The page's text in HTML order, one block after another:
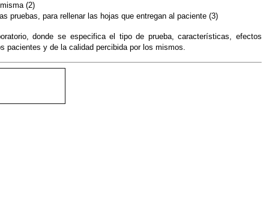
(2)
pruebas, para rellenar las hojas que entregan al paciente (3)
donde se especifica el tipo de prueba, características, efectos
pacientes y de la calidad percibida por los mismos.